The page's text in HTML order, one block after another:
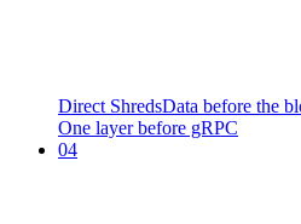
Direct ShredsData before the
One layer before gRPC
04